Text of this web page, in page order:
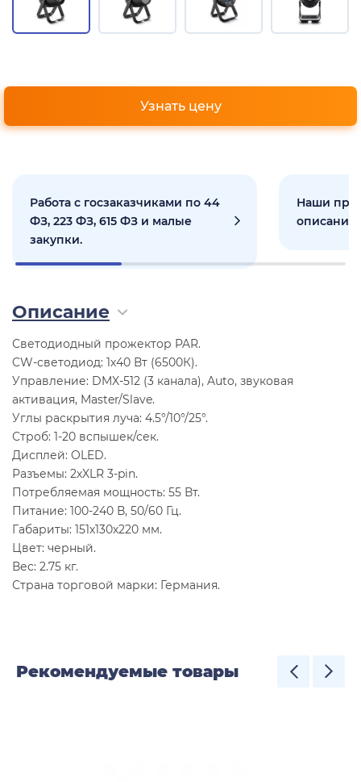
Узнать цену
Работа с госзаказчиками по 44
ФЗ, 223 ФЗ, 615 ФЗ и малые
закупки.
Наши
Описание
Светодиодный прожектор PAR.
CW-светодиод: 1х40 Вт (6500К).
Управление: DMX-512 (3 канала), Auto, звуковая
активация, Master/Slave.
Углы раскрытия луча: 4.5°/10°/25°.
Строб: 1-20 вcпышек/сек.
Дисплей: OLED.
Разъемы: 2хXLR 3-pin.
Потребляемая мощность: 55 Вт.
Питание: 100-240 В, 50/60 Гц.
Габариты: 151х130х220 мм.
Цвет: черный.
Вес: 2.75 кг.
Страна торговой марки: Германия.
Рекомендуемые товары